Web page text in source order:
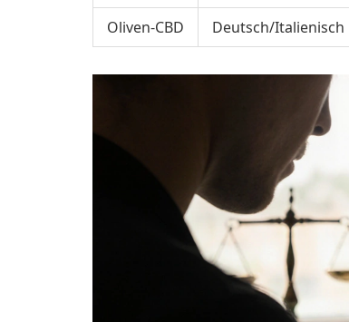
Oliven‑CBD
Deutsch/Italienisch